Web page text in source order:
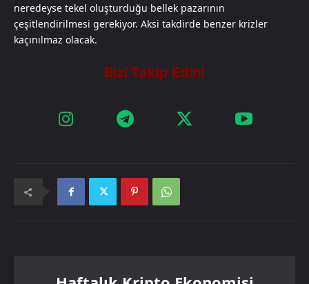
neredeyse tekel oluşturduğu bellek pazarının
çeşitlendirilmesi gerekiyor. Aksi takdirde benzer krizler
kaçınılmaz olacak.